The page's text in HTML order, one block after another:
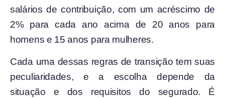
salários de contribuição, com um acréscimo de
2% para cada ano acima de 20 anos para
homens e 15 anos para mulheres.
Cada uma dessas regras de transição tem suas
peculiaridades, e a escolha depende da
situação e dos requisitos do segurado. É